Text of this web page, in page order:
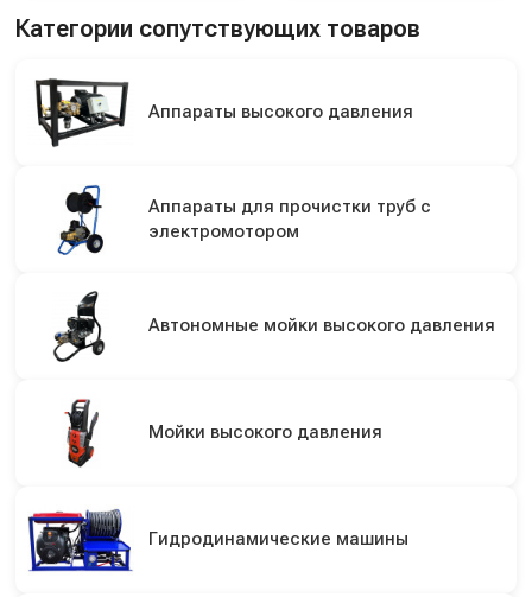
Категории сопутствующих товаров
Аппараты высокого давления
Аппараты для прочистки труб с
электромотором
Автономные мойки высокого давления
Мойки высокого давления
Гидродинамические машины